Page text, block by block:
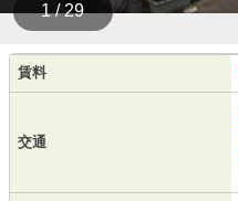
1 / 29
賃料
交通